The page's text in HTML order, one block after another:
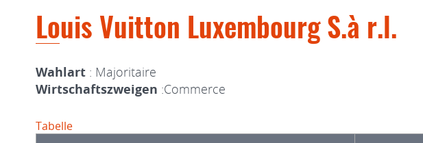
Louis Vuitton Luxembourg S.à r.l.
Wahlart : Majoritaire
Wirtschaftszweigen :Commerce
Tabelle